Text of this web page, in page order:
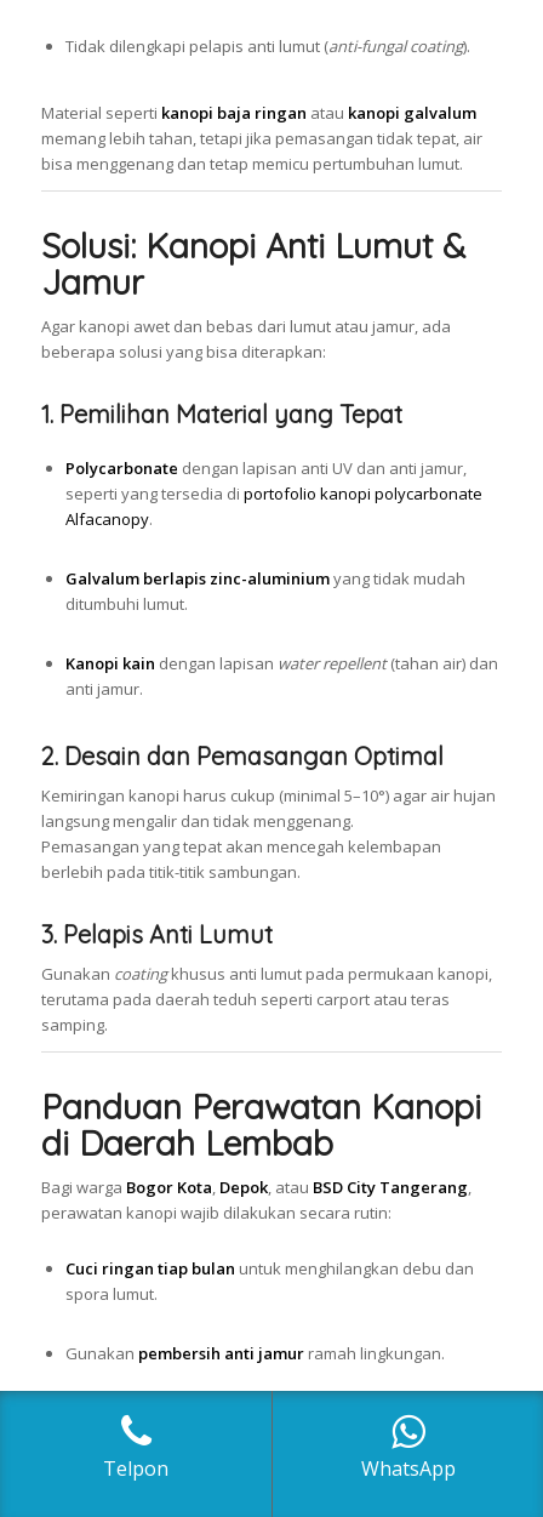
Tidak dilengkapi pelapis anti lumut (anti-fungal coating).
Material seperti kanopi baja ringan atau kanopi galvalum
memang lebih tahan, tetapi jika pemasangan tidak tepat, air
bisa menggenang dan tetap memicu pertumbuhan lumut.
Solusi: Kanopi Anti Lumut &
Jamur
Agar kanopi awet dan bebas dari lumut atau jamur, ada
beberapa solusi yang bisa diterapkan:
1. Pemilihan Material yang Tepat
Polycarbonate dengan lapisan anti UV dan anti jamur,
seperti yang tersedia di portofolio kanopi polycarbonate
Alfacanopy.
Galvalum berlapis zinc-aluminiumyang tidak mudah
ditumbuhi lumut.
Kanopi kain dengan lapisan water repellent(tahan air) dan
anti jamur.
2. Desain dan Pemasangan Optimal
Kemiringan kanopi harus cukup (minimal 5–10°) agar air hujan
langsung mengalir dan tidak menggenang.
Pemasangan yang tepat akan mencegah kelembapan
berlebih pada titik-titik sambungan.
3. Pelapis Anti Lumut
Gunakan coatingkhusus anti lumut pada permukaan kanopi,
terutama pada daerah teduh seperti carport atau teras
samping.
Panduan Perawatan Kanopi
di Daerah Lembab
Bagi warga Bogor Kota, Depok, atau BSD City Tangerang,
perawatan kanopi wajib dilakukan secara rutin:
Cuci ringan tiap bulan untuk menghilangkan debu dan
spora lumut.
Gunakan pembersih anti jamurramah lingkungan.
Periksa sambungan rangka dan ganti sealant jika mulai
Telpon WhatsApp